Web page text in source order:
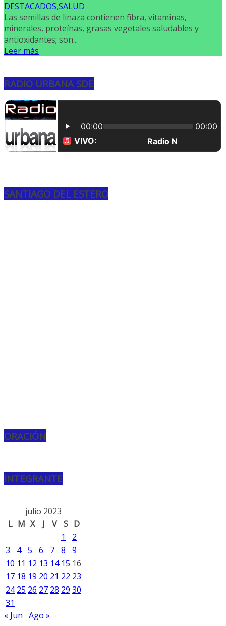
DESTACADOS,SALUD
Las semillas de linaza contienen fibra, vitaminas,
minerales, proteínas, grasas vegetales saludables y
antioxidantes; son...
Leer más
RADIO URBANA SDE
SANTIAGO DEL ESTERO
ORACIÓN
INTEGRANTE
julio 2023
L M X J V S D
1
2
3
4 5 6 7 8
9
10 11 12 13 14 15 16
17 18 19 20 21 22 23
24 25 26 27 28 29 30
31
« Jun Ago »